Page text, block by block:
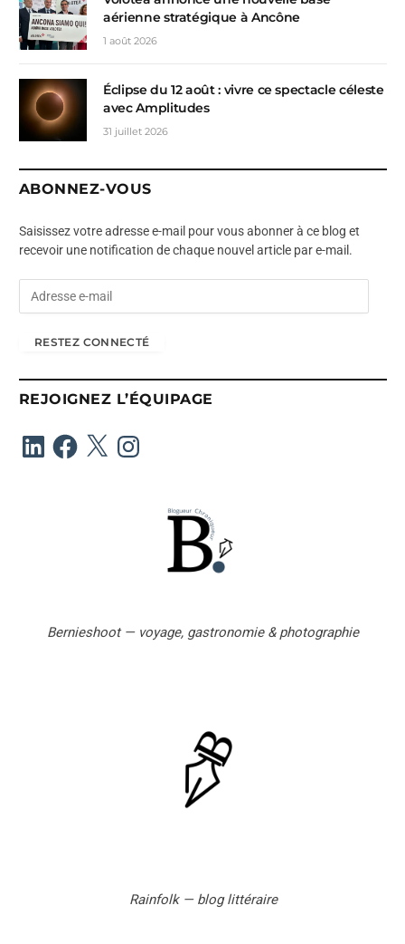
aérienne stratégique à Ancône
1 août 2026
Éclipse du 12 août : vivre ce spectacle céleste
avec Amplitudes
31 juillet 2026
ABONNEZ-VOUS
Saisissez votre adresse e-mail pour vous abonner à ce blog et
recevoir une notification de chaque nouvel article par e-mail.
s
e
m
RESTEZ CONNECTÉ
REJOIGNEZ L’ÉQUIPAGE
LinkedInFacebook
X Instagram
Bernieshoot — voyage, gastronomie & photographie
Rainfolk — blog littéraire